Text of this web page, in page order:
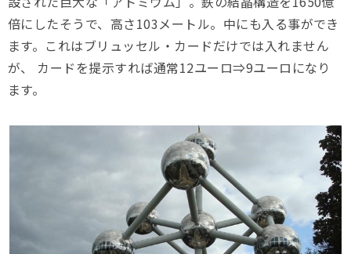
倍にしたそうで、高さ103メートル。中にも入る事ができ
ます。これはブリュッセル・カードだけでは入れません
が、 カードを提示すれば通常12ユーロ⇒9ユーロになり
ます。